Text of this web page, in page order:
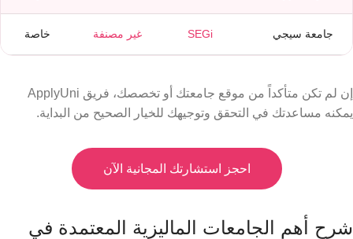
جامعة سيجي SEGi غير مصنفة خاصة
إن لم تكن متأكداً من موقع جامعتك أو تخصصك، فريق ApplyUni
يمكنه مساعدتك في التحقق وتوجيهك للخيار الصحيح من البداية.
احجز استشارتك المجانية الآن
شرح أهم الجامعات الماليزية المعتمدة في